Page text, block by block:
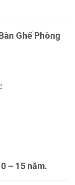
Ghế Phòng
– 15 năm.